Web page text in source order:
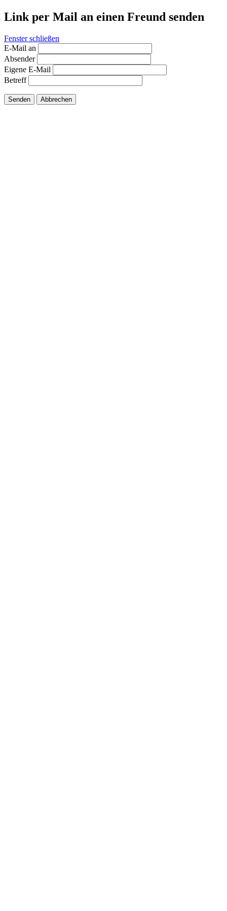
Link per Mail an einen Freund senden
Fenster schließen
E-Mail an
Absender
Eigene E-Mail
Betreff
Senden Abbrechen